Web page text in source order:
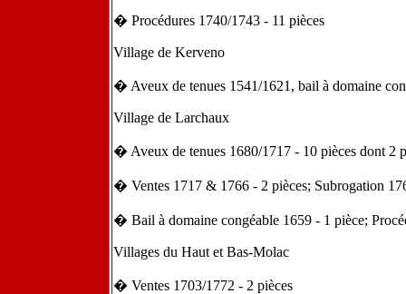
� Procédures 1740/1743 - 11 pièces
Village de Kerveno
� Aveux de tenues 1541/1621, bail à domaine
Village de Larchaux
� Aveux de tenues 1680/1717 - 10 pièces dont 2
� Ventes 1717 & 1766 - 2 pièces; Subrogation
� Bail à domaine congéable 1659 - 1 pièce;
Villages du Haut et Bas-Molac
� Ventes 1703/1772 - 2 pièces